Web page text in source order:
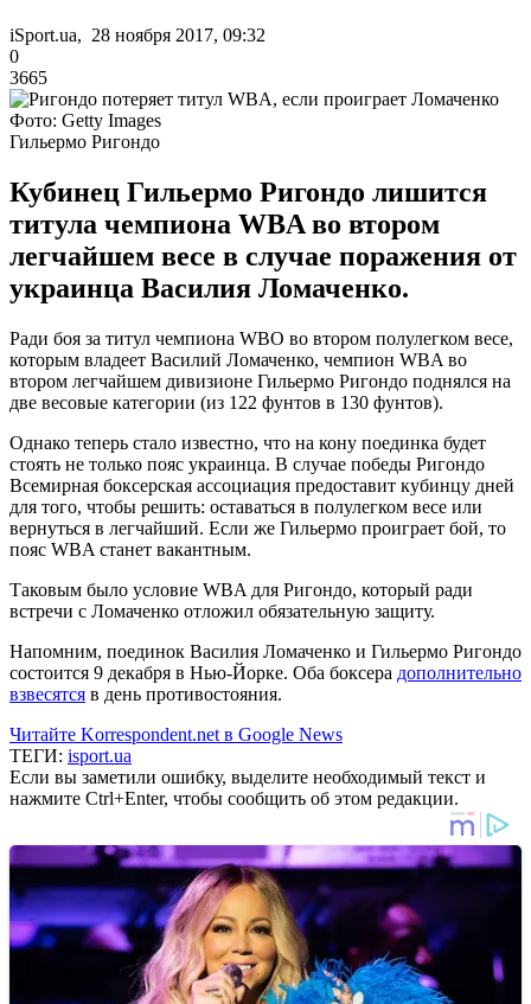
iSport.ua, 28 ноября 2017, 09:32
0
3665
Фото: Getty Images
Гильермо Ригондо
Кубинец Гильермо Ригондо лишится
титула чемпиона WBA во втором
легчайшем весе в случае поражения от
украинца Василия Ломаченко.
Ради боя за титул чемпиона WBО во втором полулегком весе,
которым владеет Василий Ломаченко, чемпион WBA во
втором легчайшем дивизионе Гильермо Ригондо поднялся на
две весовые категории (из 122 фунтов в 130 фунтов).
Однако теперь стало известно, что на кону поединка будет
стоять не только пояс украинца. В случае победы Ригондо
Всемирная боксерская ассоциация предоставит кубинцу дней
для того, чтобы решить: оставаться в полулегком весе или
вернуться в легчайший. Если же Гильермо проиграет бой, то
пояс WBA станет вакантным.
Таковым было условие WBA для Ригондо, который ради
встречи с Ломаченко отложил обязательную защиту.
Напомним, поединок Василия Ломаченко и Гильермо Ригондо
состоится 9 декабря в Нью-Йорке. Оба боксера дополнительно
взвесятся в день противостояния.
Читайте Korrespondent.net в Google News
ТЕГИ: isport.ua
Если вы заметили ошибку, выделите необходимый текст и
нажмите Ctrl+Enter, чтобы сообщить об этом редакции.